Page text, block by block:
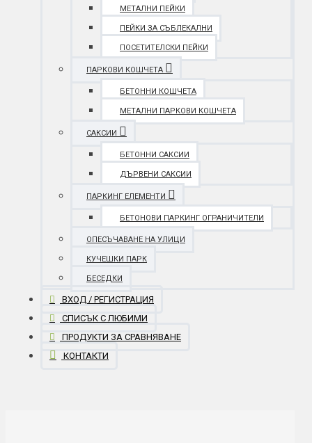
МЕТАЛНИ ПЕЙКИ
ПЕЙКИ ЗА СЪБЛЕКАЛНИ
ПОСЕТИТЕЛСКИ ПЕЙКИ
ПАРКОВИ КОШЧЕТА
БЕТОННИ КОШЧЕТА
МЕТАЛНИ ПАРКОВИ КОШЧЕТА
САКСИИ
БЕТОННИ САКСИИ
ДЪРВЕНИ САКСИИ
ПАРКИНГ ЕЛЕМЕНТИ
БЕТОНОВИ ПАРКИНГ ОГРАНИЧИТЕЛИ
ОПЕСЪЧАВАНЕ НА УЛИЦИ
КУЧЕШКИ ПАРК
БЕСЕДКИ
ВХОД / РЕГИСТРАЦИЯ
СПИСЪК С ЛЮБИМИ
ПРОДУКТИ ЗА СРАВНЯВАНЕ
КОНТАКТИ